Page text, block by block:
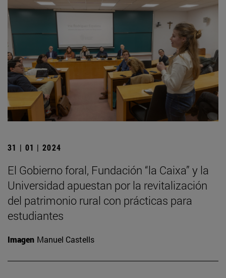
31 | 01 | 2024
El Gobierno foral, Fundación “la Caixa” y la
Universidad apuestan por la revitalización
del patrimonio rural con prácticas para
estudiantes
Imagen Manuel Castells